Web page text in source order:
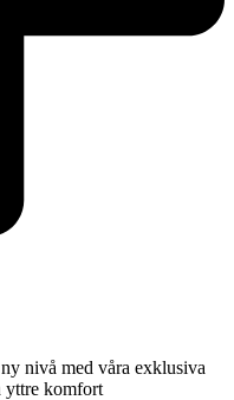
nivå med våra exklusiva
yttre komfort